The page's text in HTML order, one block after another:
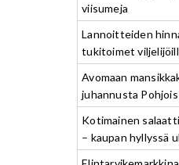
viisumeja
Lannoitteiden
tukitoimet
Avomaan
juhannusta
Kotimainen
– kaupan hyllyssä